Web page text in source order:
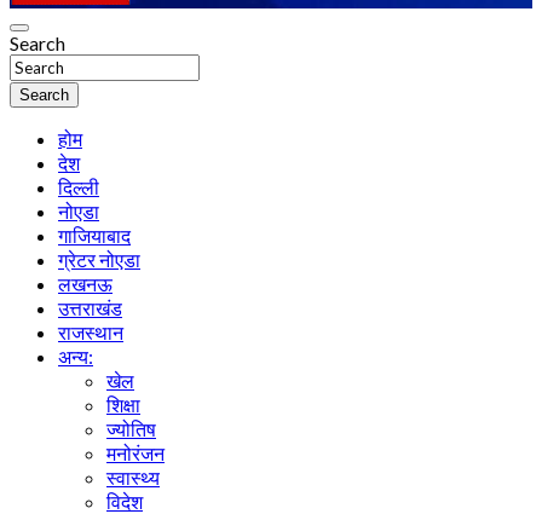
News Diary Today
Truth be told
Search
Search
होम
देश
दिल्ली
नोएडा
गाजियाबाद
ग्रेटर नोएडा
लखनऊ
उत्तराखंड
राजस्थान
अन्य:
खेल
शिक्षा
ज्योतिष
मनोरंजन
स्वास्थ्य
विदेश